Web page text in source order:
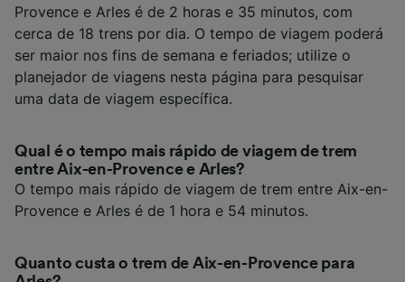
Provence e Arles é de 2 horas e 35 minutos, com
cerca de 18 trens por dia. O tempo de viagem poderá
ser maior nos fins de semana e feriados; utilize o
planejador de viagens nesta página para pesquisar
uma data de viagem específica.
Qual é o tempo mais rápido de viagem de trem
entre Aix-en-Provence e Arles?
O tempo mais rápido de viagem de trem entre Aix-en-
Provence e Arles é de 1 hora e 54 minutos.
Quanto custa o trem de Aix-en-Provence para